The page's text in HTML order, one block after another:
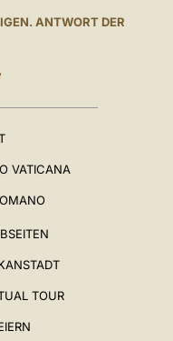
ANTWORT DER
VATICANA
TOUR